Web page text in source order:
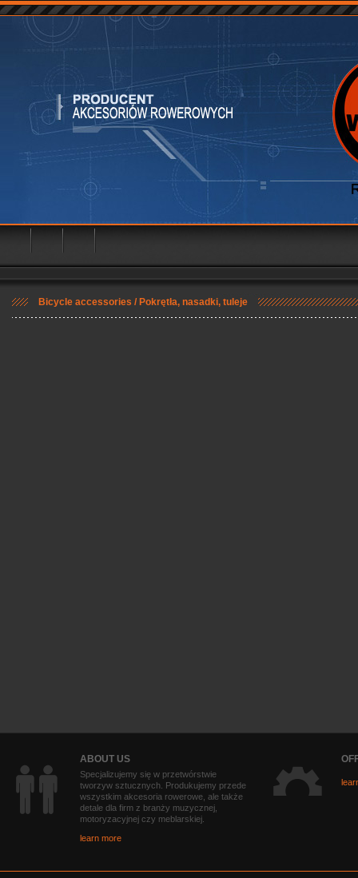
przetwórstwo tworzyw sztucznych
Bicycle accessories / Pokrętła, nasadki, tuleje
ABOUT US
Specjalizujemy się w przetwórstwie
tworzyw sztucznych. Produkujemy przede
wszystkim akcesoria rowerowe, ale także
detale dla firm z branży muzycznej,
motoryzacyjnej czy meblarskiej.
learn more